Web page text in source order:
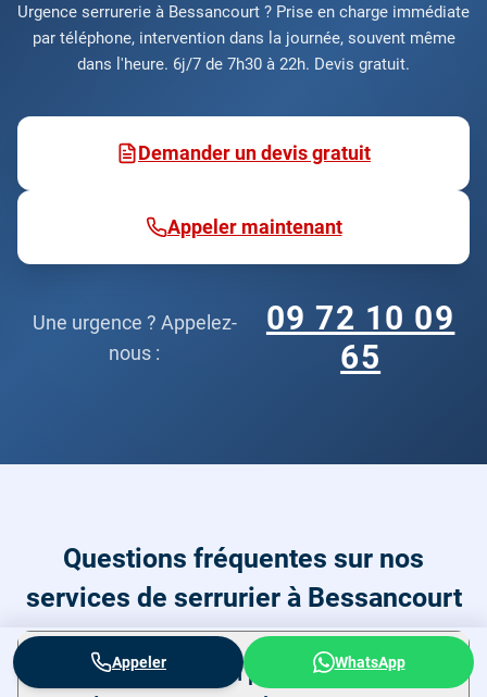
Urgence serrurerie à Bessancourt ? Prise en charge immédiate
par téléphone, intervention dans la journée, souvent même
dans l'heure. 6j/7 de 7h30 à 22h. Devis gratuit.
Demander un devis gratuit
Appeler maintenant
Une urgence ? Appelez-
nous :
09 72 10 09
65
Questions fréquentes sur nos
services de serrurier à Bessancourt
Quelle est la solution pour une clé
Appeler WhatsApp